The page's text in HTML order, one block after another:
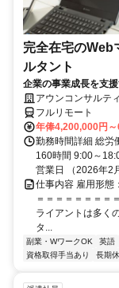
完全在宅のWeb
ルタント
企業の事業成長を支
アウンコンサルテ
フルリモート
年俸4,200,000円
勤務時間詳細 総労
160時間 9:00～
営業日 （2026年2
仕事内容 雇用形態
＝＝＝＝＝＝＝＝
ライアントは多く
タ...
副業・WワークOK 英語
資格取得手当あり
長期